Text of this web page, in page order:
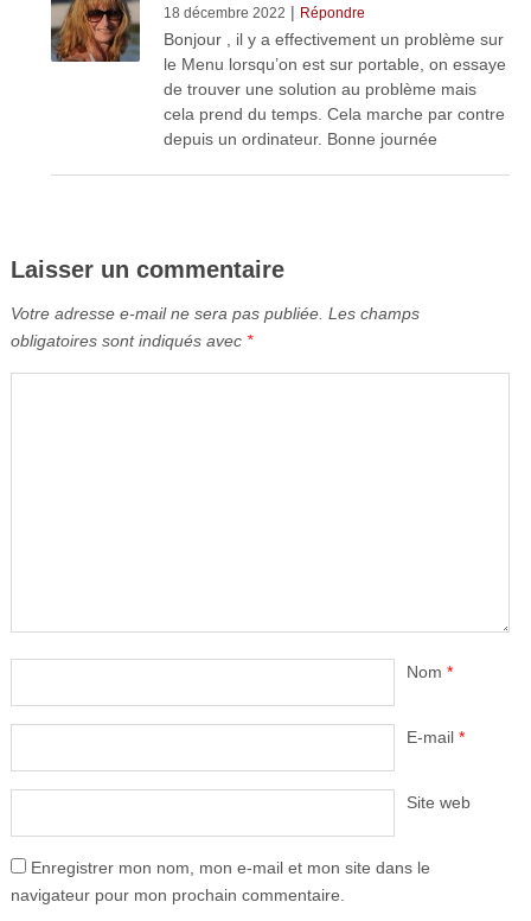
18 décembre 2022 | Répondre
Bonjour , il y a effectivement un problème sur
le Menu lorsqu’on est sur portable, on essaye
de trouver une solution au problème mais
cela prend du temps. Cela marche par contre
depuis un ordinateur. Bonne journée
Laisser un commentaire
Votre adresse e-mail ne sera pas publiée. Les champs
obligatoires sont indiqués avec *
Nom *
E-mail *
Site web
Enregistrer mon nom, mon e-mail et mon site dans le
navigateur pour mon prochain commentaire.